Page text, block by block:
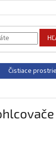
Čistiace